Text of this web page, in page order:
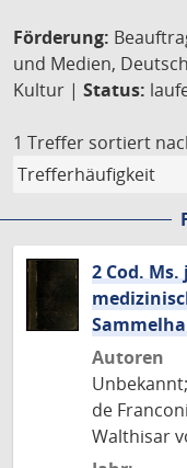
Förderung:
und Medien,
Kultur | Status:
1 Treffer sortiert
2 Cod.
Autoren
de
Walthisar